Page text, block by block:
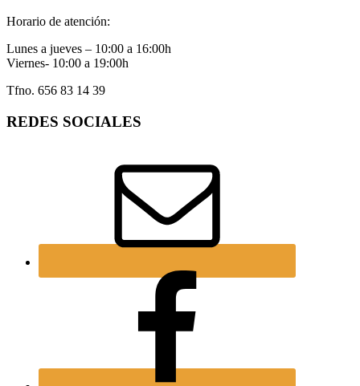
Horario de atención:
Lunes a jueves – 10:00 a 16:00h
Viernes- 10:00 a 19:00h
Tfno. 656 83 14 39
REDES SOCIALES